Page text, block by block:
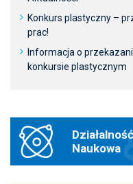
Konkurs plastyczny –
prac!
Informacja o
konkursie plastycznym
Działalność
Naukowa